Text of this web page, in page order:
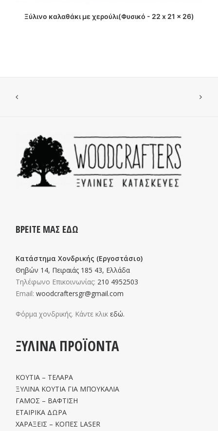
ΔΙΑΒΑΣΤΕ ΠΕΡΙΣΣΟΤΕΡΑ
Ξύλινο καλαθάκι με χερούλι(Φυσικό - 22 x 21 x 26)
ΒΡΕΙΤΕ ΜΑΣ ΕΔΩ
Κατάστημα Χονδρικής (Εργοστάσιο)
Θηβών 14, Πειραιάς 185 43, Ελλάδα
Τηλέφωνο Επικοινωνίας: 210 4952503
Email: woodcraftersgr@gmail.com
Φόρμα χονδρικής. Κάντε κλικ εδώ.
ΞΥΛΙΝΑ ΠΡΟΪΟΝΤΑ
ΚΟΥΤΙΑ – ΤΕΛΑΡΑ
ΞΥΛΙΝΑ ΚΟΥΤΙΑ ΓΙΑ ΜΠΟΥΚΑΛΙΑ
ΓΑΜΟΣ – ΒΑΦΤΙΣΗ
ΕΤΑΙΡΙΚΑ ΔΩΡΑ
ΧΑΡΑΞΕΙΣ – ΚΟΠΕΣ LASER